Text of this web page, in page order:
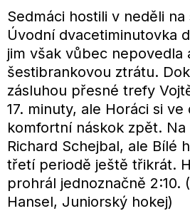
Sedmáci hostili v neděli
Úvodní dvacetiminutovka
jim však vůbec nepovedla
šestibrankovou ztrátu.
zásluhou přesné trefy
17. minuty, ale Horáci si
komfortní náskok zpět. Na
Richard Schejbal, ale Bílé
třetí periodě ještě třikrát.
prohrál jednoznačně 2:10.
Hansel, Juniorský hokej)